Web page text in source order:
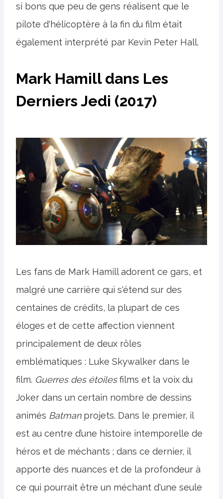
si bons que peu de gens réalisent que le
pilote d'hélicoptère à la fin du film était
également interprété par Kevin Peter Hall.
Mark Hamill dans Les
Derniers Jedi (2017)
Les fans de Mark Hamill adorent ce gars, et
malgré une carrière qui s'étend sur des
centaines de crédits, la plupart de ces
éloges et de cette affection viennent
principalement de deux rôles
emblématiques : Luke Skywalker dans le
film. Guerres des étoilesfilms et la voix du
Joker dans un certain nombre de dessins
animés Batmanprojets. Dans le premier, il
est au centre d’une histoire intemporelle de
héros et de méchants ; dans ce dernier, il
apporte des nuances et de la profondeur à
ce qui pourrait être un méchant d'une seule